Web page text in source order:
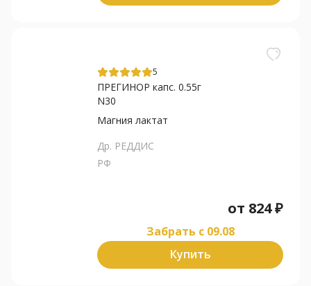
5
ПРЕГИНОР капс. 0.55г
N30
Магния лактат
Др. РЕДДИС
РФ
от 824₽
Забрать c 09.08
Купить